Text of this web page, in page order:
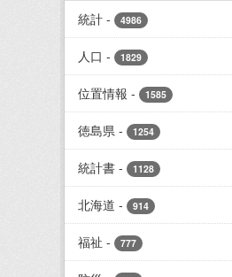
統計 - 4986
人口 - 1829
位置情報 - 1585
徳島県 - 1254
統計書 - 1128
北海道 - 914
福祉 - 777